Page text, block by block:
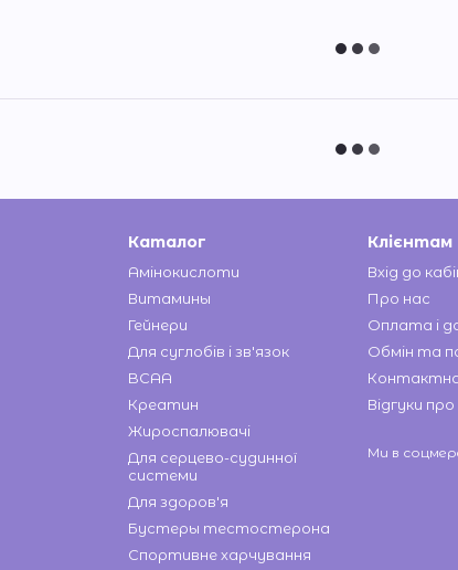
Каталог
Амінокислоти
Витамины
Гейнери
Для суглобів і зв'язок
BCAA
Креатин
Жироспалювачі
Для серцево-судинної
системи
Для здоров'я
Бустеры тестостерона
Спортивне харчування
Клієнтам
Вхід до
Про нас
Оплата і
Обмін та
Контактна
Відгуки
Ми в